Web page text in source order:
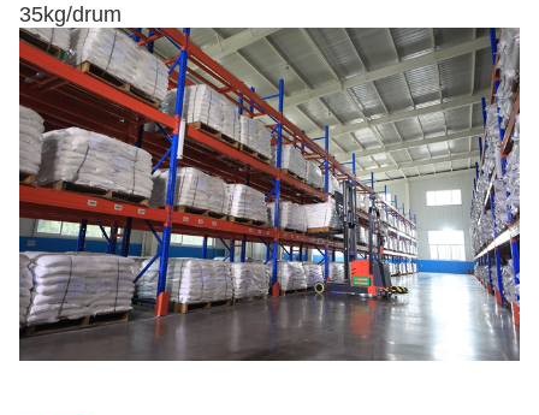
35kg/drum